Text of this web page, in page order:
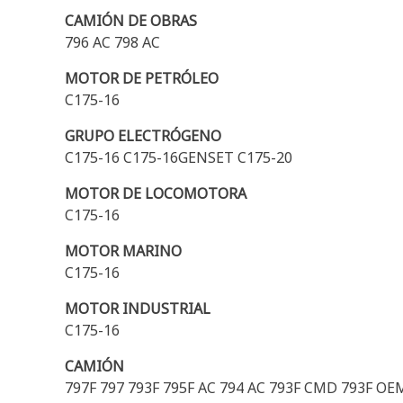
CAMIÓN DE OBRAS
796 AC 798 AC
MOTOR DE PETRÓLEO
C175-16
GRUPO ELECTRÓGENO
C175-16 C175-16GENSET C175-20
MOTOR DE LOCOMOTORA
C175-16
MOTOR MARINO
C175-16
MOTOR INDUSTRIAL
C175-16
CAMIÓN
797F 797 793F 795F AC 794 AC 793F CMD 793F